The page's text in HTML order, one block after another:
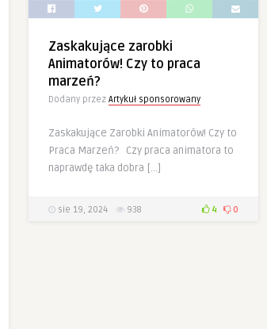
Zaskakujące zarobki
Animatorów! Czy to praca
marzeń?
Dodany przez Artykuł sponsorowany
Zaskakujące Zarobki Animatorów! Czy to
Praca Marzeń? Czy praca animatora to
naprawdę taka dobra […]
sie 19, 2024 938 4 0